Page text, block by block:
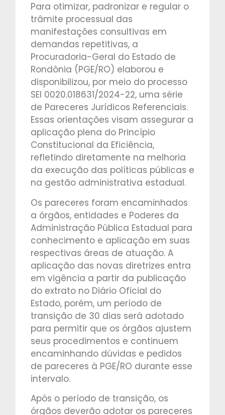
Para otimizar, padronizar e regular o
trâmite processual das
manifestações consultivas em
demandas repetitivas, a
Procuradoria-Geral do Estado de
Rondônia (PGE/RO) elaborou e
disponibilizou, por meio do processo
SEI 0020.018631/2024-22, uma série
de Pareceres Jurídicos Referenciais.
Essas orientações visam assegurar a
aplicação plena do Princípio
Constitucional da Eficiência,
refletindo diretamente na melhoria
da execução das políticas públicas e
na gestão administrativa estadual.
Os pareceres foram encaminhados
a órgãos, entidades e Poderes da
Administração Pública Estadual para
conhecimento e aplicação em suas
respectivas áreas de atuação. A
aplicação das novas diretrizes entra
em vigência a partir da publicação
do extrato no Diário Oficial do
Estado, porém, um período de
transição de 30 dias será adotado
para permitir que os órgãos ajustem
seus procedimentos e continuem
encaminhando dúvidas e pedidos
de pareceres à PGE/RO durante esse
intervalo.
Após o período de transição, os
órgãos deverão adotar os pareceres